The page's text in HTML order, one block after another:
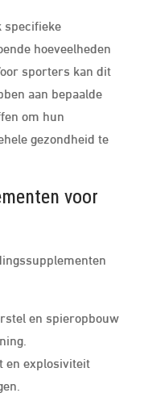
specifieke
hoeveelheden
sporters kan dit
aan bepaalde
om hun
gezondheid te
voor
en spieropbouw
en explosiviteit